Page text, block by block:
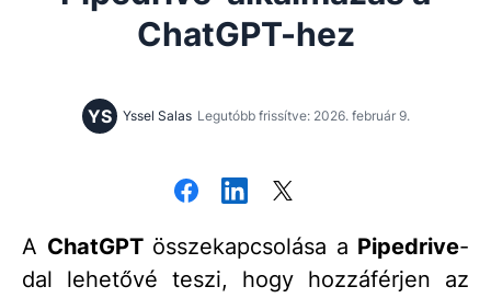
ChatGPT-hez
YS Yssel Salas Legutóbb frissítve: 2026. február 9.
A ChatGPTösszekapcsolása a Pipedrive-
dal lehetővé teszi, hogy hozzáférjen az